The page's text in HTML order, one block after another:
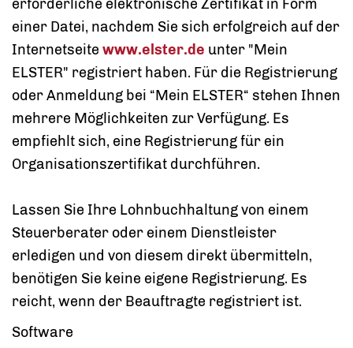
erforderliche elektronische Zertifikat in Form
einer Datei, nachdem Sie sich erfolgreich auf der
Internetseite www.elster.de unter "Mein
ELSTER" registriert haben. Für die Registrierung
oder Anmeldung bei “Mein ELSTER“ stehen Ihnen
mehrere Möglichkeiten zur Verfügung. Es
empfiehlt sich, eine Registrierung für ein
Organisationszertifikat durchführen.
Lassen Sie Ihre Lohnbuchhaltung von einem
Steuerberater oder einem Dienstleister
erledigen und von diesem direkt übermitteln,
benötigen Sie keine eigene Registrierung. Es
reicht, wenn der Beauftragte registriert ist.
Software